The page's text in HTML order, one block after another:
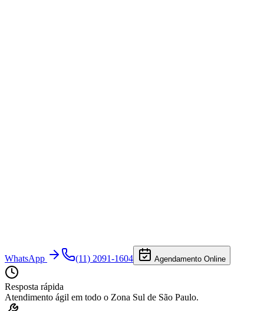
WhatsApp (11) 2091-1604 Agendamento Online
Resposta rápida
Atendimento ágil em todo o Zona Sul de São Paulo.